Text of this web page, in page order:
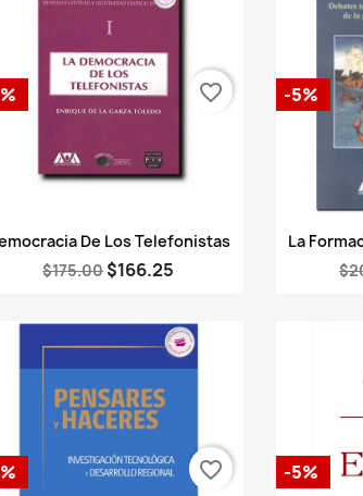
Vista rápida
De Los Telefonistas
$175.00$166.25
favorite_border
La
-5%
favorite_border -5%